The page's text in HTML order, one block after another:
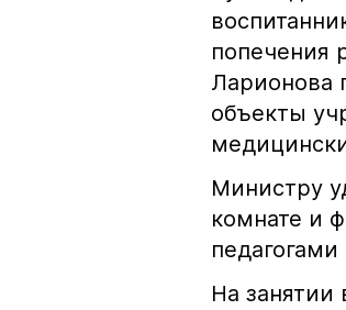
попечения
Ларионова
объекты
Министру
комнате и
На занятии